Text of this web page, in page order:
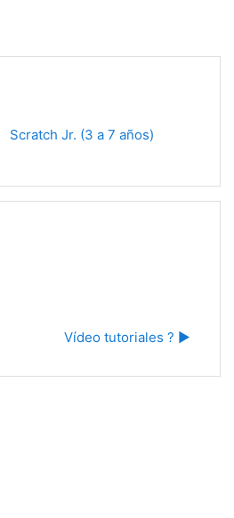
Scratch Jr. (3 a 7 años)
Vídeo tutoriales ? ▶︎